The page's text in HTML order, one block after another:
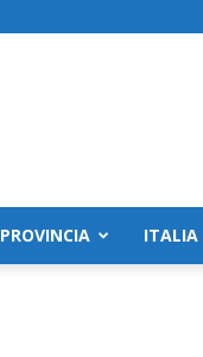
PROVINCIA ITALIA